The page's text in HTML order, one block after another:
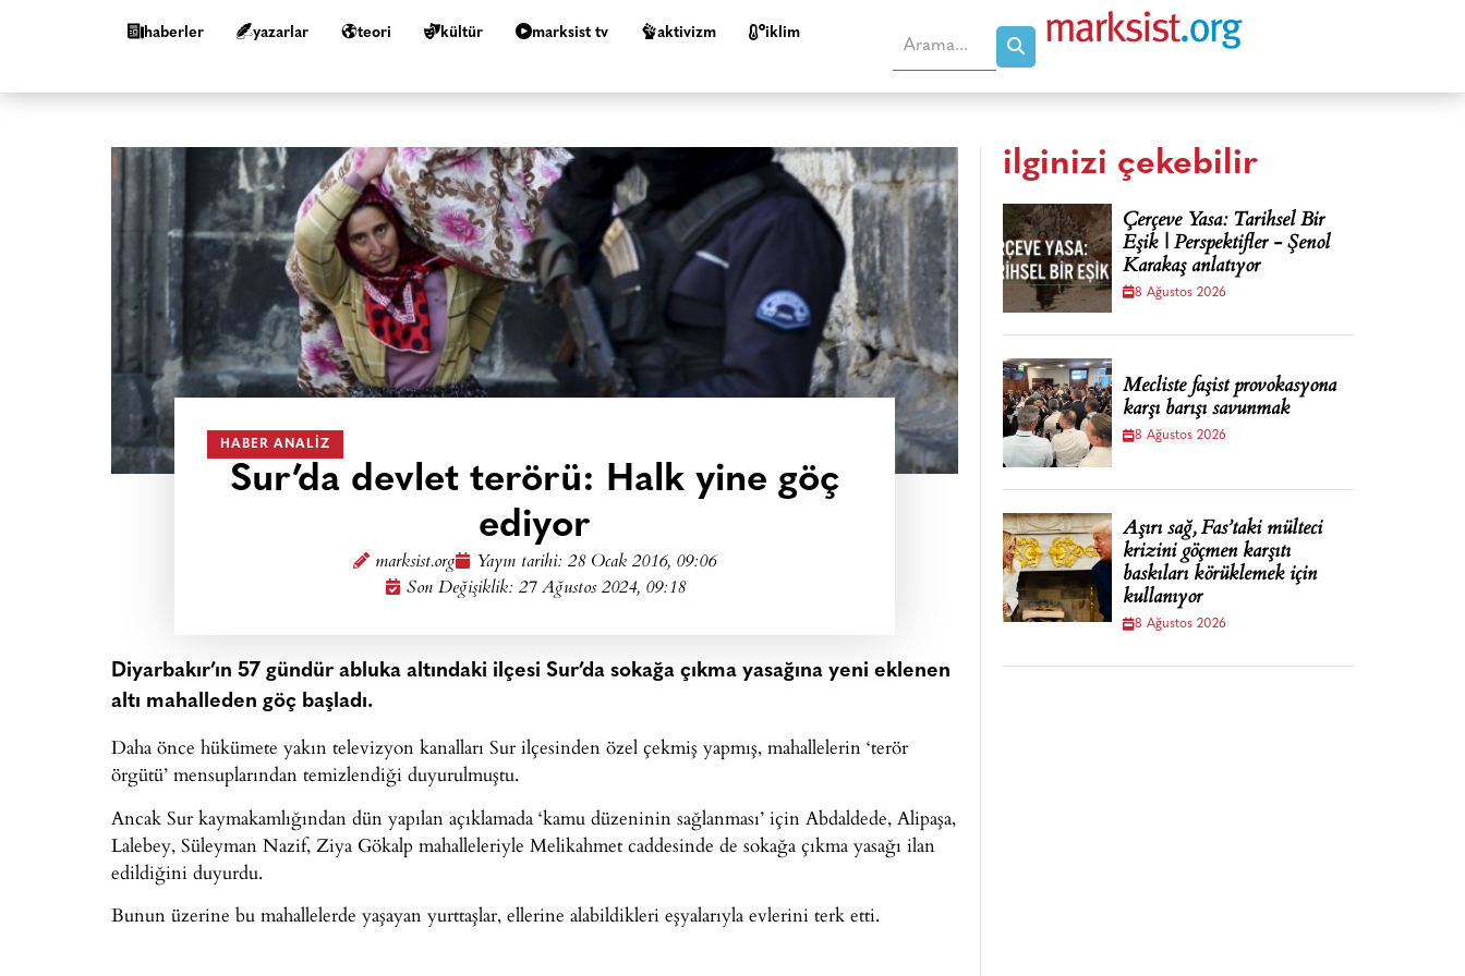
haberler yazarlar teori kültür marksist tv aktivizm i̇klim
HABER ANALIZ
Sur’da devlet terörü: Halk yine göç
ediyor
marksist.org Yayın tarihi: 28 Ocak 2016, 09:06
Son Değişiklik: 27 Ağustos 2024, 09:18
Diyarbakır’ın 57 gündür abluka altındaki ilçesi Sur’da sokağa çıkma yasağına yeni eklenen
altı mahalleden göç başladı.
Daha önce hükümete yakın televizyon kanalları Sur ilçesinden özel çekmiş yapmış, mahallelerin ‘terör
örgütü’ mensuplarından temizlendiği duyurulmuştu.
Ancak Sur kaymakamlığından dün yapılan açıklamada ‘kamu düzeninin sağlanması’ için Abdaldede, Alipaşa,
Lalebey, Süleyman Nazif, Ziya Gökalp mahalleleriyle Melikahmet caddesinde de sokağa çıkma yasağı ilan
edildiğini duyurdu.
Bunun üzerine bu mahallelerde yaşayan yurttaşlar, ellerine alabildikleri eşyalarıyla evlerini terk etti.
ilginizi çekebilir
Çerçeve Yasa: Tarihsel Bir
Eşik | Perspektifler - Şenol
Karakaş anlatıyor
8 Ağustos 2026
Mecliste faşist provokasyona
karşı barışı savunmak
8 Ağustos 2026
Aşırı sağ, Fas’taki mülteci
krizini göçmen karşıtı
baskıları körüklemek için
kullanıyor
8 Ağustos 2026